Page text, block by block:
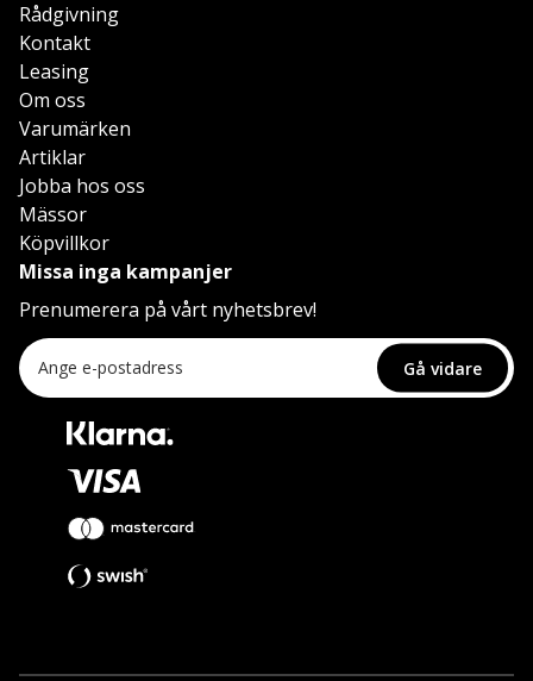
Rådgivning
Kontakt
Leasing
Om oss
Varumärken
Artiklar
Jobba hos oss
Mässor
Köpvillkor
Missa inga kampanjer
Prenumerera på vårt nyhetsbrev!
Gå vidare